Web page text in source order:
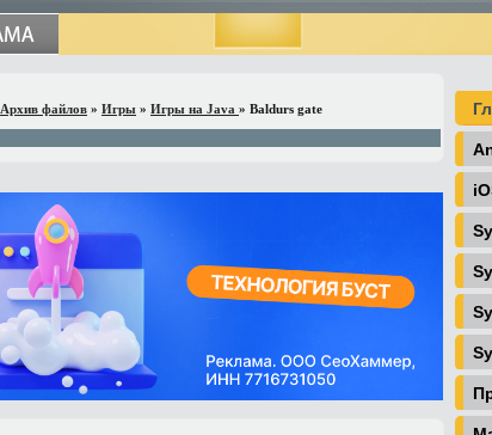
Архив файлов » Игры » Игры на Java » Baldurs gate